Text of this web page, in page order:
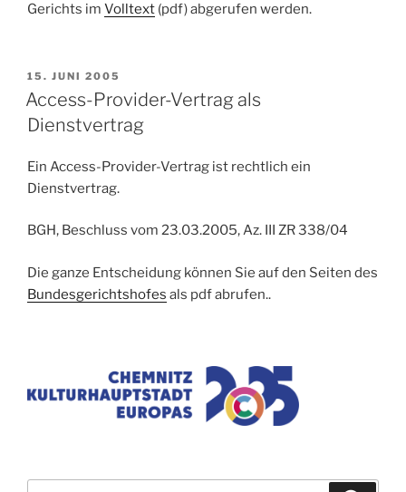
Gerichts im Volltext (pdf) abgerufen werden.
VERÖFFENTLICHT
AM
15. JUNI 2005
Access-Provider-Vertrag als
Dienstvertrag
Ein Access-Provider-Vertrag ist rechtlich ein
Dienstvertrag.
BGH, Beschluss vom 23.03.2005, Az. III ZR 338/04
Die ganze Entscheidung können Sie auf den Seiten des
Bundesgerichtshofes als pdf abrufen..